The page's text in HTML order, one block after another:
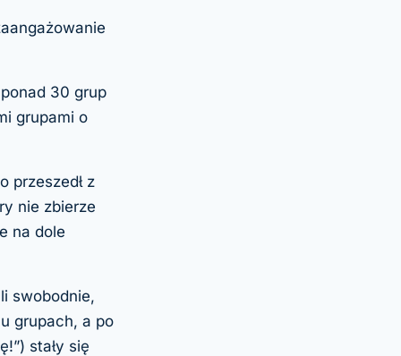
30 grup
grupami o
przeszedł z
nie zbierze
na dole
swobodnie,
grupach, a po
stały się